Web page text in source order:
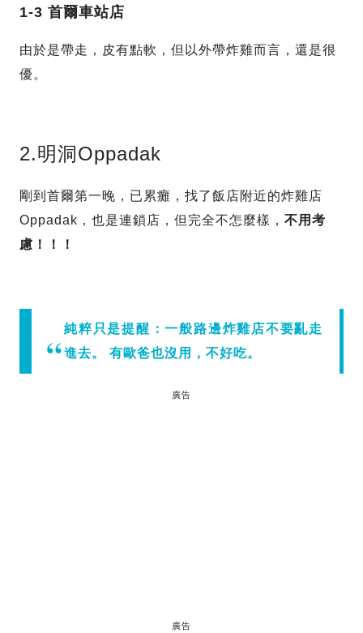
1-3 首爾車站店
由於是帶走，皮有點軟，但以外帶炸雞而言，還是很
優。
2.明洞Oppadak
剛到首爾第一晚，已累癱，找了飯店附近的炸雞店
Oppadak，也是連鎖店，但完全不怎麼樣， 不用考
慮！！！
純粹只是提醒：一般路邊炸雞店不要亂走
進去。 有歐爸也沒用，不好吃。
廣告
廣告